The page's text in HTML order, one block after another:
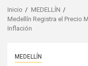
Inicio
MEDELLÍN
Medellín Registra el Precio
Inflación
MEDELLÍN